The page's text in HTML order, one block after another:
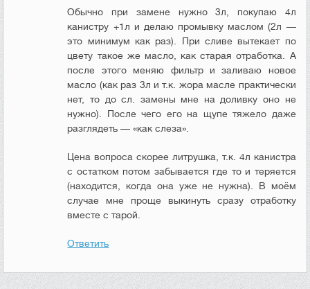
Обычно при замене нужно 3л, покупаю 4л
канистру +1л и делаю промывку маслом (2л —
это минимум как раз). При сливе вытекает по
цвету такое же масло, как старая отработка. А
после этого меняю фильтр и заливаю новое
масло (как раз 3л и т.к. жора масле практически
нет, то до сл. замены мне на доливку оно не
нужно). После чего его на щупе тяжело даже
разглядеть — «как слеза».
Цена вопроса скорее литрушка, т.к. 4л канистра
с остатком потом забывается где то и теряется
(находится, когда она уже не нужна). В моём
случае мне проще выкинуть сразу отработку
вместе с тарой.
Ответить